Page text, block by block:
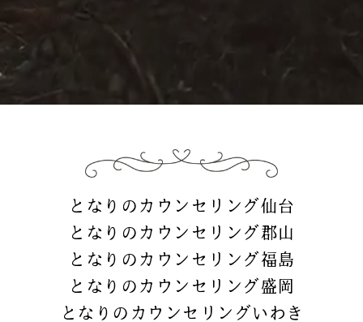
となりのカウンセリング仙台
となりのカウンセリング郡山
となりのカウンセリング福島
となりのカウンセリング盛岡
となりのカウンセリングいわき